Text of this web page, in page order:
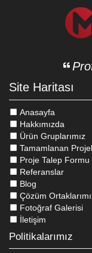
Site Haritası
Anasayfa
Hakkımızda
Ürün Gruplarımız
Tamamlanan
Proje Talep Formu
Referanslar
Blog
Çözüm
Fotoğraf Galerisi
İletişim
Politikalarımız